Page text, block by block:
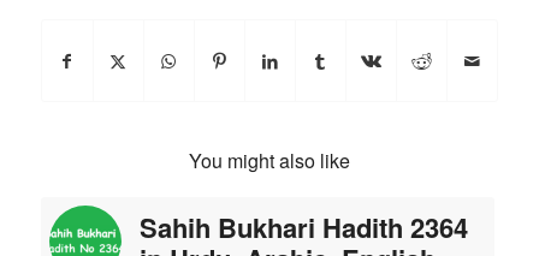
You might also like
Sahih Bukhari Hadith 2364